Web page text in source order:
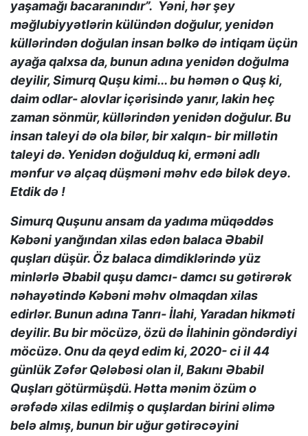
yaşamağı bacaranındır”. Yəni, hər şey
məğlubiyyətlərin külündən doğulur, yenidən
küllərindən doğulan insan bəlkə də intiqam üçün
ayağa qalxsa da, bunun adına yenidən doğulma
deyilir, Simurq Quşu kimi... bu həmən o Quş ki,
daim odlar- alovlar içərisində yanır, lakin heç
zaman sönmür, küllərindən yenidən doğulur. Bu
insan taleyi də ola bilər, bir xalqın- bir millətin
taleyi də. Yenidən doğulduq ki, erməni adlı
mənfur və alçaq düşməni məhv edə bilək deyə.
Etdik də !
Simurq Quşunu ansam da yadıma müqəddəs
Kəbəni yanğından xilas edən balaca Əbabil
quşları düşür. Öz balaca dimdiklərində yüz
minlərlə Əbabil quşu damcı- damcı su gətirərək
nəhayətində Kəbəni məhv olmaqdan xilas
edirlər. Bunun adına Tanrı- İlahi, Yaradan hikməti
deyilir. Bu bir möcüzə, özü də İlahinin göndərdiyi
möcüzə. Onu da qeyd edim ki, 2020- ci il 44
günlük Zəfər Qələbəsi olan il, Bakını Əbabil
Quşları götürmüşdü. Hətta mənim özüm o
ərəfədə xilas edilmiş o quşlardan birini əlimə
belə almış, bunun bir uğur gətirəcəyini